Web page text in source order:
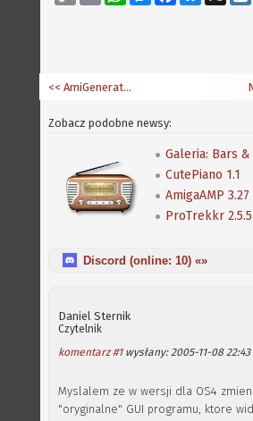
Link
<< AmiGenerator 0.35
Zobacz podobne newsy:
CutePiano 1.1
AmigaAMP 3.27
ProTrekkr 2.5.5
Discord (online: 10) «»
Daniel Sternik
Czytelnik
komentarz #1wysłany: 2005-11-08 22:43
Myslalem ze w wersji dla OS4
"oryginalne" GUI programu, ktore